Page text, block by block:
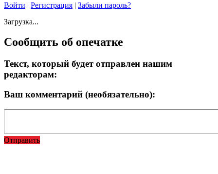
Войти | Регистрация | Забыли пароль?
Загрузка...
Сообщить об опечатке
Текст, который будет отправлен нашим
редакторам:
Ваш комментарий (необязательно):
Отправить